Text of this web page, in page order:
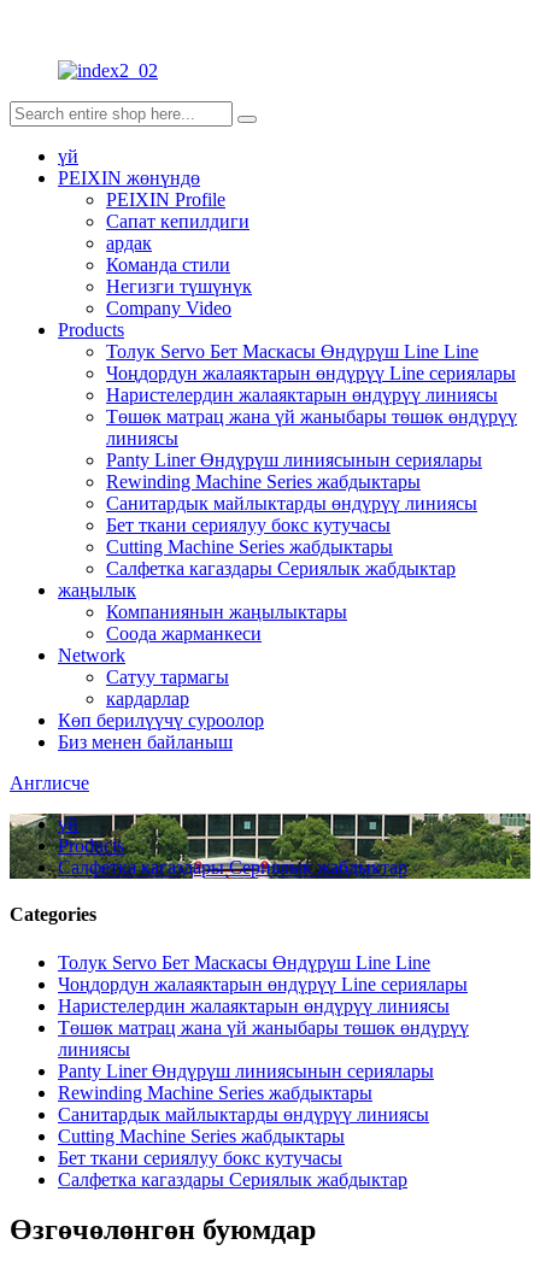
үй
PEIXIN жөнүндө
PEIXIN Profile
Сапат кепилдиги
ардак
Команда стили
Негизги түшүнүк
Company Video
Products
Толук Servo Бет Маскасы Өндүрүш Line Line
Чоңдордун жалаяктарын өндүрүү Line сериялары
Наристелердин жалаяктарын өндүрүү линиясы
Төшөк матрац жана үй жаныбары төшөк өндүрүү
линиясы
Panty Liner Өндүрүш линиясынын сериялары
Rewinding Machine Series жабдыктары
Санитардык майлыктарды өндүрүү линиясы
Бет ткани сериялуу бокс кутучасы
Cutting Machine Series жабдыктары
Салфетка кагаздары Сериялык жабдыктар
жаңылык
Компаниянын жаңылыктары
Соода жарманкеси
Network
Сатуу тармагы
кардарлар
Көп берилүүчү суроолор
Биз менен байланыш
Англисче
үй
Products
Салфетка кагаздары Сериялык жабдыктар
Categories
Толук Servo Бет Маскасы Өндүрүш Line Line
Чоңдордун жалаяктарын өндүрүү Line сериялары
Наристелердин жалаяктарын өндүрүү линиясы
Төшөк матрац жана үй жаныбары төшөк өндүрүү
линиясы
Panty Liner Өндүрүш линиясынын сериялары
Rewinding Machine Series жабдыктары
Санитардык майлыктарды өндүрүү линиясы
Cutting Machine Series жабдыктары
Бет ткани сериялуу бокс кутучасы
Салфетка кагаздары Сериялык жабдыктар
Өзгөчөлөнгөн буюмдар